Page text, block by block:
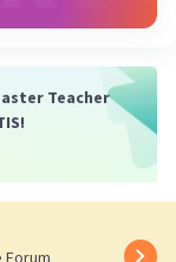
Teacher
Forum